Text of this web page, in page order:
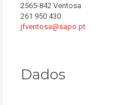
2565-842 Ventosa
261 950 430
jfventosa@sapo.pt
Dados